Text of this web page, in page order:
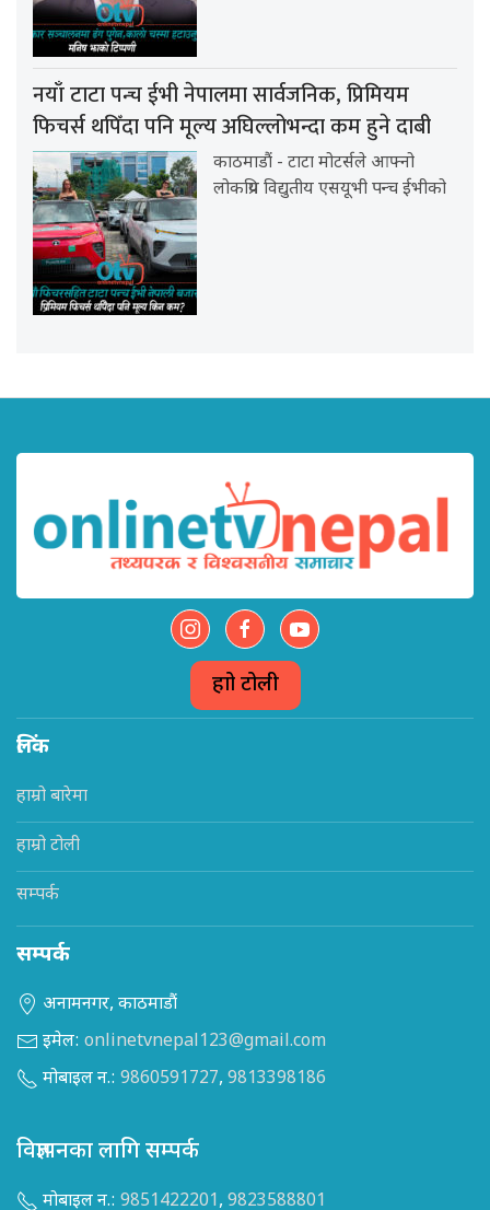
नयाँ टाटा पन्च ईभी नेपालमा सार्वजनिक, प्रिमियम
फिचर्स थपिँदा पनि मूल्य अघिल्लोभन्दा कम हुने दाबी
काठमाडौं - टाटा मोटर्सले आफ्नो
लोकप्रिय विद्युतीय एसयूभी पन्च ईभीको
हाम्रो टोली
लिंक
हाम्रो बारेमा
हाम्रो टोली
सम्पर्क
सम्पर्क
अनामनगर, काठमाडौं
इमेल: onlinetvnepal123@gmail.com
मोबाइल न.: 9860591727, 9813398186
विज्ञापनका लागि सम्पर्क
मोबाइल न.: 9851422201, 9823588801